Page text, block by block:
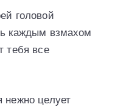
головой
каждым взмахом
тебя все
нежно целует